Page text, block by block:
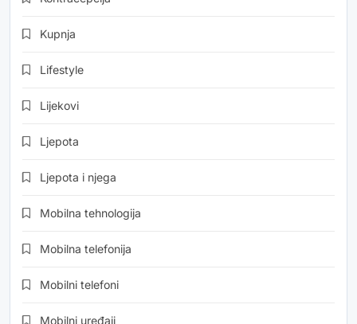
Kupnja
Lifestyle
Lijekovi
Ljepota
Ljepota i njega
Mobilna tehnologija
Mobilna telefonija
Mobilni telefoni
Mobilni uređaji